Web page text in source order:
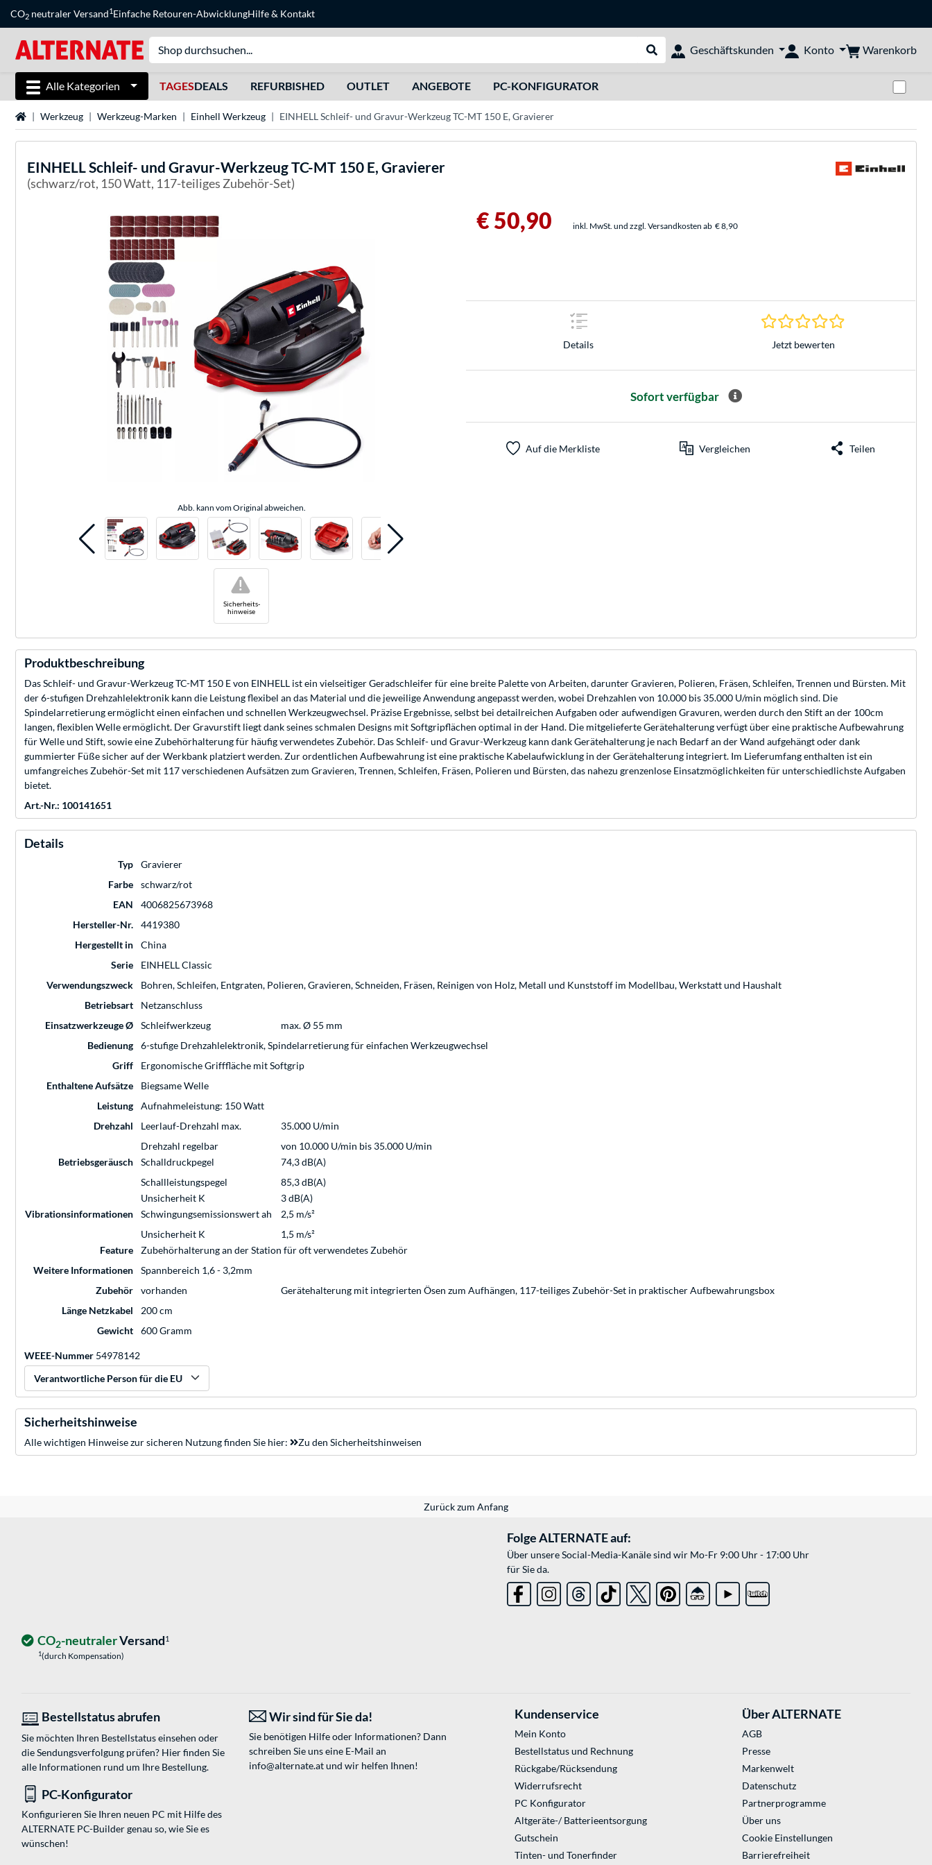
CO2 neutraler Versand1Einfache Retouren-AbwicklungHilfe& Kontakt
Suche durchführen
Geschäftskunden Konto Warenkorb
Alle Kategorien TAGESDEALS REFURBISHED OUTLET ANGEBOTE PC-KONFIGURATOR
StartseiteWerkzeug Werkzeug-Marken Einhell Werkzeug EINHELL Schleif- und Gravur-Werkzeug TC-MT 150 E, Gravierer
EINHELLSchleif- und Gravur-Werkzeug TC-MT 150 E, Gravierer
(schwarz/rot, 150 Watt, 117-teiliges Zubehör-Set)
Abb. kann vom Original abweichen.
Sicherheits-
hinweise
!
€ 50,90 inkl. MwSt. und zzgl. Versandkosten ab € 8,90
Details
0.0 Sterne bei 0
Jetzt bewerten
Sofort verfügbar
Auf die Merkliste Vergleichen Teilen
Produktbeschreibung
Das Schleif- und Gravur-Werkzeug TC-MT 150 E von EINHELL ist ein vielseitiger Geradschleifer für eine breite Palette von Arbeiten, darunter Gravieren, Polieren, Fräsen, Schleifen, Trennen und Bürsten. Mit
der 6-stufigen Drehzahlelektronik kann die Leistung flexibel an das Material und die jeweilige Anwendung angepasst werden, wobei Drehzahlen von 10.000 bis 35.000 U/min möglich sind. Die
Spindelarretierung ermöglicht einen einfachen und schnellen Werkzeugwechsel. Präzise Ergebnisse, selbst bei detailreichen Aufgaben oder aufwendigen Gravuren, werden durch den Stift an der 100cm
langen, flexiblen Welle ermöglicht. Der Gravurstift liegt dank seines schmalen Designs mit Softgripflächen optimal in der Hand. Die mitgelieferte Gerätehalterung verfügt über eine praktische Aufbewahrung
für Welle und Stift, sowie eine Zubehörhalterung für häufig verwendetes Zubehör. Das Schleif- und Gravur-Werkzeug kann dank Gerätehalterung je nach Bedarf an der Wand aufgehängt oder dank
gummierter Füße sicher auf der Werkbank platziert werden. Zur ordentlichen Aufbewahrung ist eine praktische Kabelaufwicklung in der Gerätehalterung integriert. Im Lieferumfang enthalten ist ein
umfangreiches Zubehör-Set mit 117 verschiedenen Aufsätzen zum Gravieren, Trennen, Schleifen, Fräsen, Polieren und Bürsten, das nahezu grenzenlose Einsatzmöglichkeiten für unterschiedlichste Aufgaben
bietet.
Art.-Nr.: 100141651
Details
Typ
Gravierer
Farbe
schwarz/rot
EAN
4006825673968
Hersteller-Nr.
4419380
Hergestellt in
China
Serie
EINHELL Classic
Verwendungszweck
Bohren, Schleifen, Entgraten, Polieren, Gravieren, Schneiden, Fräsen, Reinigen von Holz, Metall und Kunststoff im Modellbau, Werkstatt und Haushalt
Betriebsart
Netzanschluss
Einsatzwerkzeuge Ø
Schleifwerkzeug
max. Ø 55 mm
Bedienung
6-stufige Drehzahlelektronik, Spindelarretierung für einfachen Werkzeugwechsel
Griff
Ergonomische Grifffläche mit Softgrip
Enthaltene Aufsätze
Biegsame Welle
Leistung
Aufnahmeleistung: 150 Watt
Drehzahl
Leerlauf-Drehzahl max.
35.000 U/min
Drehzahl regelbar
von 10.000 U/min bis 35.000 U/min
Betriebsgeräusch
Schalldruckpegel
74,3 dB(A)
Schallleistungspegel
85,3 dB(A)
Unsicherheit K
3 dB(A)
Vibrationsinformationen
Schwingungsemissionswert ah
2,5 m/s²
Unsicherheit K
1,5 m/s²
Feature
Zubehörhalterung an der Station für oft verwendetes Zubehör
Weitere Informationen
Spannbereich 1,6 - 3,2mm
Zubehör
vorhanden
Gerätehalterung mit integrierten Ösen zum Aufhängen, 117-teiliges Zubehör-Set in praktischer Aufbewahrungsbox
Länge Netzkabel
200 cm
Gewicht
600 Gramm
WEEE-Nummer 54978142
Verantwortliche Person für die EU
Sicherheitshinweise
Alle wichtigen Hinweise zur sicheren Nutzung finden Sie hier: Zu den Sicherheitshinweisen
Zurück zum Anfang
Folge ALTERNATE auf:
Über unsere Social-Media-Kanäle sind wir Mo-Fr 9:00 Uhr - 17:00 Uhr
für Sie da.
CO2-neutralerVersand1
1(durch Kompensation)
Bestellstatus abrufen
Sie möchten Ihren Bestellstatus einsehen oder
die Sendungsverfolgung prüfen? Hier finden Sie
alle Informationen rund um Ihre Bestellung.
Wir sind für Sie da!
Sie benötigen Hilfe oder Informationen? Dann
schreiben Sie uns eine E-Mail an
info@alternate.atund wir helfen Ihnen!
PC-Konfigurator
Konfigurieren Sie Ihren neuen PC mit Hilfe des
ALTERNATE PC-Builder genau so, wie Sie es
wünschen!
Kundenservice
Mein Konto
Bestellstatus und Rechnung
Rückgabe/Rücksendung
Widerrufsrecht
PC Konfigurator
Altgeräte-/ Batterieentsorgung
Gutschein
Tinten- und Tonerfinder
Über ALTERNATE
AGB
Presse
Markenwelt
Datenschutz
Partnerprogramme
Über uns
Cookie Einstellungen
Barrierefreiheit